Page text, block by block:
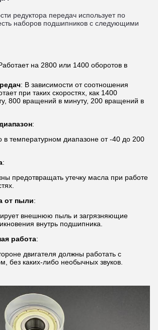
редуктора передач использует по
наборов подшипников с следующими
на 2800 или 1400 оборотов в
: В зависимости от соотношения
при таких скоростях, как 1400
800 вращений в минуту, 200 вращений в
:
в температурном диапазоне от -40 до 200
:
предотвращать утечку масла при работе
от пыли:
внешнюю пыль и загрязняющие
внутрь подшипника.
работа:
двигателя должны работать с
без каких-либо необычных звуков.